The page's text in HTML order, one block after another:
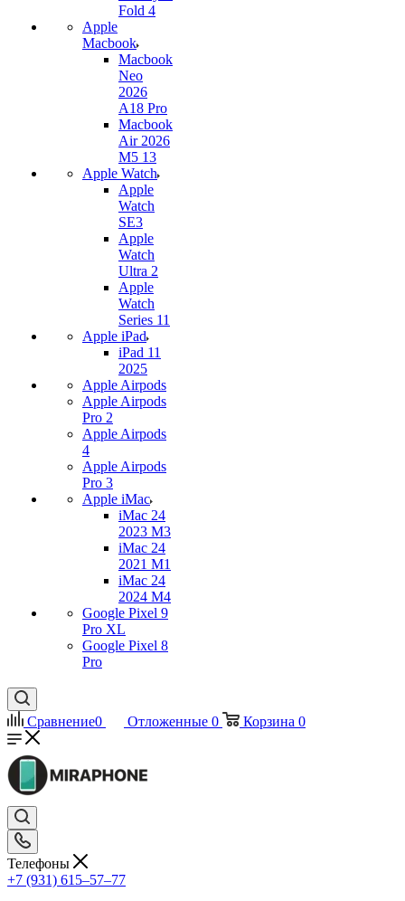
Fold 4
Apple
Macbook
Macbook
Neo
2026
A18 Pro
Macbook
Air 2026
M5 13
Apple Watch
Apple
Watch
SE3
Apple
Watch
Ultra 2
Apple
Watch
Series 11
Apple iPad
iPad 11
2025
Apple Airpods
Apple Airpods
Pro 2
Apple Airpods
4
Apple Airpods
Pro 3
Apple iMac
iMac 24
2023 M3
iMac 24
2021 M1
iMac 24
2024 M4
Google Pixel 9
Pro XL
Google Pixel 8
Pro
Сравнение0 Отложенные 0 Корзина 0
Телефоны
+7 (931) 615‒57‒77